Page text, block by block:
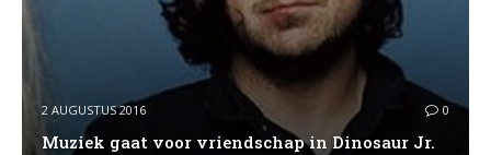
2 AUGUSTUS 2016 0
Muziek gaat voor vriendschap in Dinosaur Jr.